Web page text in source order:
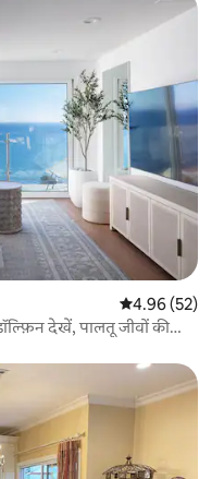
औसत रेटिंग 5 में
4.96 (52)
देखें, पालतू जीवों की